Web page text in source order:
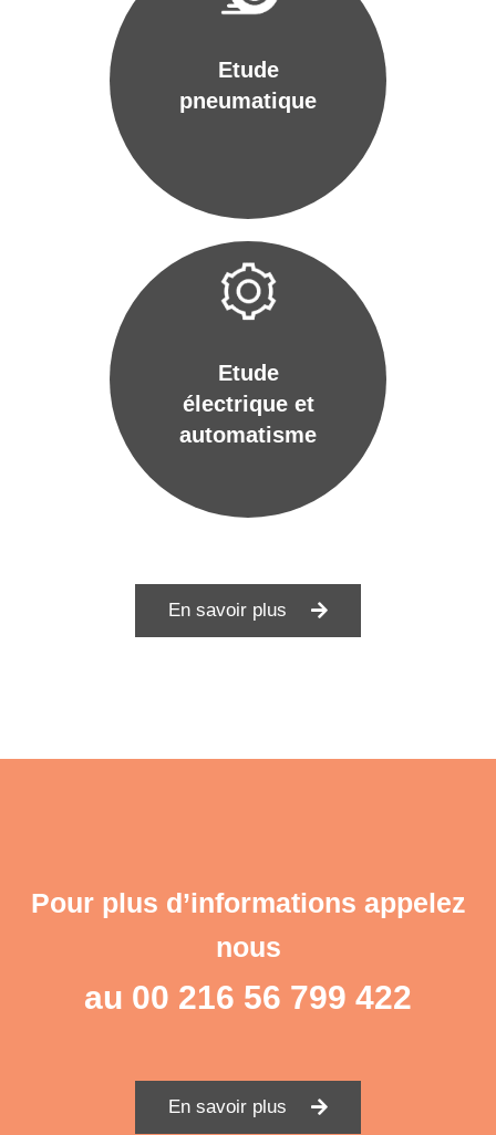
Etude
pneumatique
Etude
électrique et
automatisme
En savoir plus
Pour plus d’informations appelez
nous
au 00 216 56 799 422
En savoir plus